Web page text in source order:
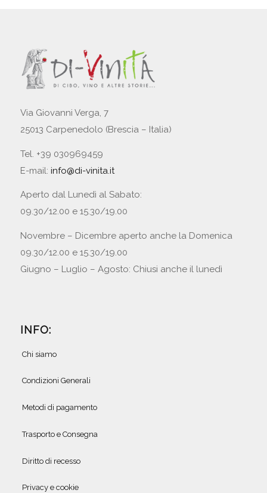
Via Giovanni Verga, 7
25013 Carpenedolo (Brescia – Italia)
Tel. +39 030969459
E-mail: info@di-vinita.it
Aperto dal Lunedì al Sabato:
09.30/12.00 e 15.30/19.00
Novembre – Dicembre aperto anche la Domenica
09.30/12.00 e 15.30/19.00
Giugno – Luglio – Agosto: Chiusi anche il lunedì
INFO:
Chi siamo
Condizioni Generali
Metodi di pagamento
Trasporto e Consegna
Diritto di recesso
Privacy e cookie